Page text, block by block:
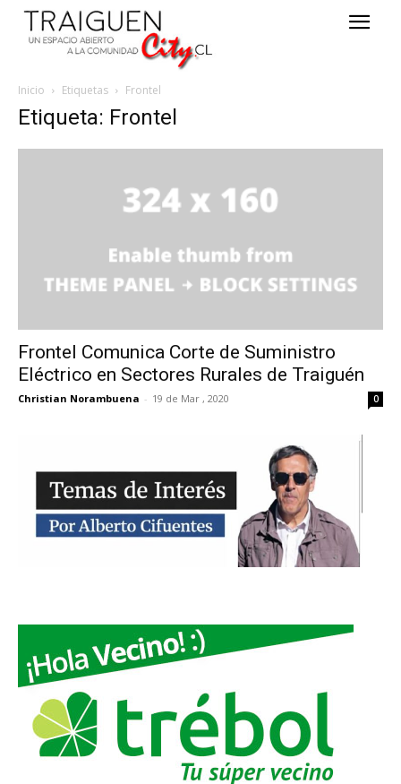
Inicio Etiquetas Frontel
Etiqueta: Frontel
Frontel Comunica Corte de Suministro
Eléctrico en Sectores Rurales de Traiguén
Christian Norambuena - 19 de Mar , 2020 0